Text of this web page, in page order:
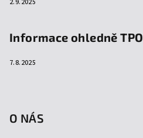
2.9.2025
Informace ohledně TPO
7.8.2025
O NÁS